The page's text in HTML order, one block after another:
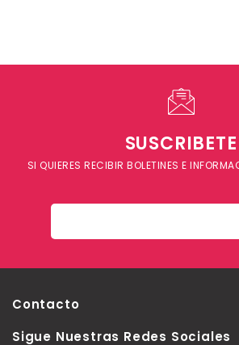
SUSCRIBETE
SI QUIERES RECIBIR BOLETINES E
Contacto
Sigue Nuestras Redes Sociales